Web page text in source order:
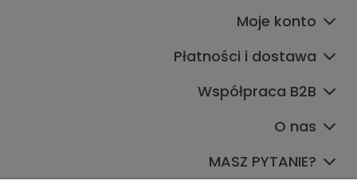
Moje konto
Płatności i dostawa
Współpraca B2B
O nas
MASZ PYTANIE?